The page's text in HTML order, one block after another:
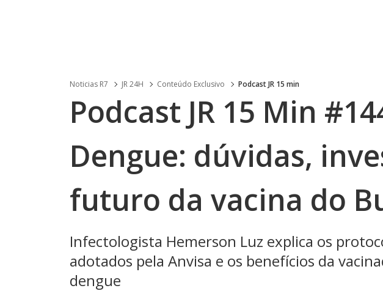
Noticias R7 JR 24H Conteúdo Exclusivo Podcast JR 15 min
Podcast JR 15 Min
Dengue: dúvidas,
futuro da vacina do
Infectologista Hemerson Luz explica os
adotados pela Anvisa e os benefícios da
dengue